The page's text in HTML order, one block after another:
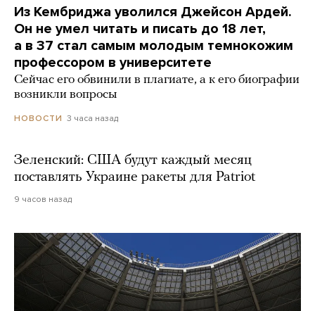
Из Кембриджа уволился Джейсон Ардей.
Он не умел читать и писать до 18 лет,
а в 37 стал самым молодым темнокожим
профессором в университете
Сейчас его обвинили в плагиате, а к его биографии
возникли вопросы
НОВОСТИ 3 часа назад
Зеленский: США будут каждый месяц
поставлять Украине ракеты для Patriot
9 часов назад